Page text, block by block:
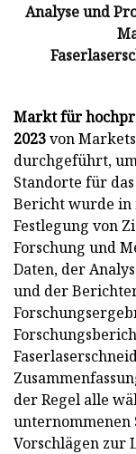
Analyse und
Markt für
2023von
durchgeführt,
Standorte für
Bericht wurde in
Festlegung von
Forschung und
Daten, der
und der
der Regel alle
unternommenen
Vorschlägen zur